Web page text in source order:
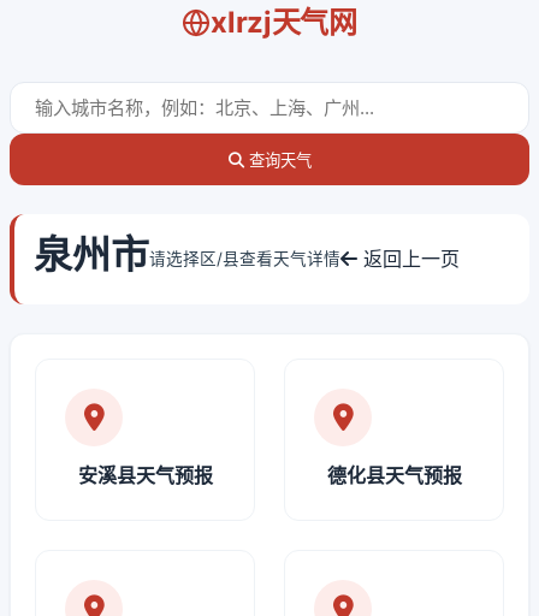
xlrzj天气网
查询天气
泉州市请选择区/县查看天气详情 返回上一页
安溪县天气预报 德化县天气预报